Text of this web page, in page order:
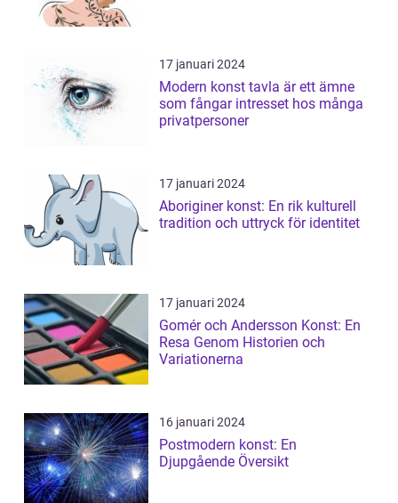
17 januari 2024
Modern konst tavla är ett ämne
som fångar intresset hos många
privatpersoner
17 januari 2024
Aboriginer konst: En rik kulturell
tradition och uttryck för identitet
17 januari 2024
Gomér och Andersson Konst: En
Resa Genom Historien och
Variationerna
16 januari 2024
Postmodern konst: En
Djupgående Översikt